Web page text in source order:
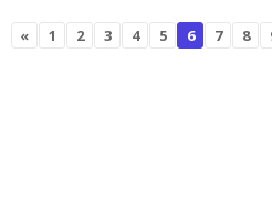
« 1 2 3 4 5 6 7 8